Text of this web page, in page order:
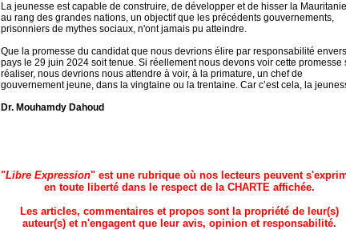
La jeunesse est capable de construire, de développer et de hisser la Mauritanie
au rang des grandes nations, un objectif que les précédents gouvernements,
prisonniers de mythes sociaux, n'ont jamais pu atteindre.
Que la promesse du candidat que nous devrions élire par responsabilité
pays le 29 juin 2024 soit tenue. Si réellement nous devons voir cette promesse
réaliser, nous devrions nous attendre à voir, à la primature, un chef de
gouvernement jeune, dans la vingtaine ou la trentaine. Car c’est cela, la
Dr. Mouhamdy Dahoud
"Libre Expression" est une rubrique où nos lecteurs peuvent
en toute liberté dans le respect de la CHARTE affichée.
Les articles, commentaires et propos sont la propriété de leur(s)
auteur(s) et n'engagent que leur avis, opinion et responsabilité.